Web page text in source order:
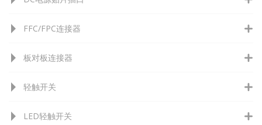
FFC/FPC连接器
板对板连接器
轻触开关
LED轻触开关